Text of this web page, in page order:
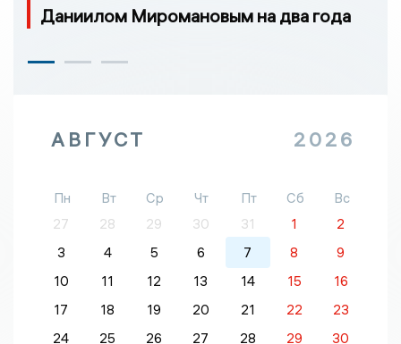
Даниилом Миромановым на два года
АВГУСТ 2026
Пн Вт Ср Чт Пт Сб
Вс
27
28 29 30 31 1
2
3
4 5 6 7 8
9
10
11 12 13 14 15
16
17
18 19 20 21 22
23
24
25 26 27 28 29
30